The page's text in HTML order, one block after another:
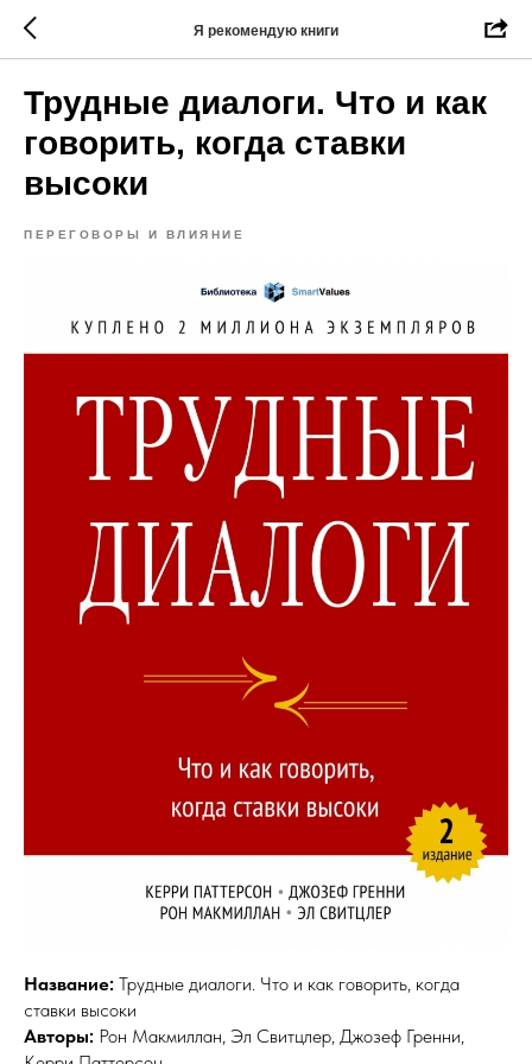
Я рекомендую книги
Трудные диалоги. Что и как
говорить, когда ставки
высоки
ПЕРЕГОВОРЫ И ВЛИЯНИЕ
Название: Трудные диалоги. Что и как говорить, когда
ставки высоки
Авторы: Рон Макмиллан, Эл Свитцлер, Джозеф Гренни,